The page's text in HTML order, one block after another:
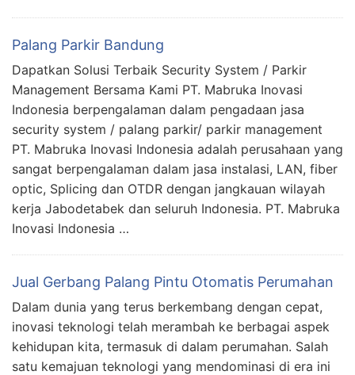
Palang Parkir Bandung
Dapatkan Solusi Terbaik Security System / Parkir
Management Bersama Kami PT. Mabruka Inovasi
Indonesia berpengalaman dalam pengadaan jasa
security system / palang parkir/ parkir management
PT. Mabruka Inovasi Indonesia adalah perusahaan yang
sangat berpengalaman dalam jasa instalasi, LAN, fiber
optic, Splicing dan OTDR dengan jangkauan wilayah
kerja Jabodetabek dan seluruh Indonesia. PT. Mabruka
Inovasi Indonesia …
Jual Gerbang Palang Pintu Otomatis Perumahan
Dalam dunia yang terus berkembang dengan cepat,
inovasi teknologi telah merambah ke berbagai aspek
kehidupan kita, termasuk di dalam perumahan. Salah
satu kemajuan teknologi yang mendominasi di era ini